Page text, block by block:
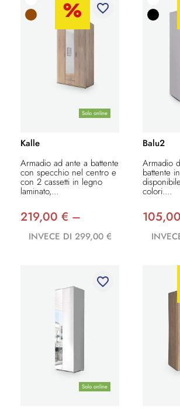
Solo online
favorite_border
Kalle
Armadio ad ante a battente
con specchio nel centro e
con 2 cassetti in legno
laminato,...
219,00 € –
INVECE DI 299,00 €
Balu2
Armadio
battente
colori....
Solo online
favorite_border